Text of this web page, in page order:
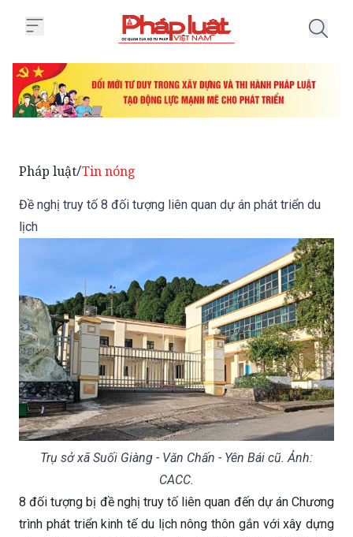
Pháp luật/Tin nóng
Đề nghị truy tố 8 đối tượng liên quan dự án phát triển du
lịch
Trụ sở xã Suối Giàng - Văn Chấn - Yên Bái cũ. Ảnh:
CACC.
8 đối tượng bị đề nghị truy tố liên quan đến dự án Chương
trình phát triển kinh tế du lịch nông thôn gắn với xây dựng